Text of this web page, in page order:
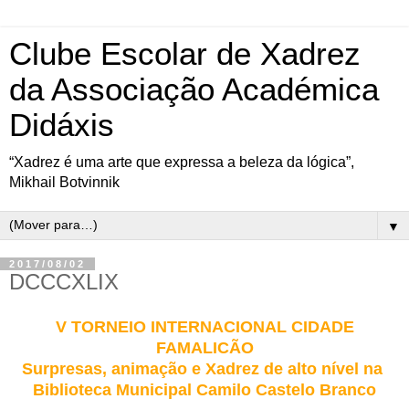
Clube Escolar de Xadrez
da Associação Académica
Didáxis
“Xadrez é uma arte que expressa a beleza da lógica”,
Mikhail Botvinnik
▼
2017/08/02
DCCCXLIX
V TORNEIO INTERNACIONAL CIDADE
FAMALICÃO
Surpresas, animação e Xadrez de alto nível na
Biblioteca Municipal Camilo Castelo Branco